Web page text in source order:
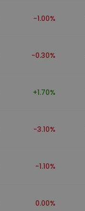
-1.00%
-0.30%
+1.70%
-3.10%
-1.10%
0.00%